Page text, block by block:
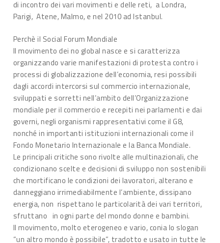
di incontro dei vari movimenti e delle reti, a Londra,
Parigi, Atene, Malmo, e nel 2010 ad Istanbul.
Perchè il Social Forum Mondiale
Il movimento dei no global nasce e si caratterizza
organizzando varie manifestazioni di protesta contro i
processi di globalizzazione dell’economia, resi possibili
dagli accordi intercorsi sul commercio internazionale,
sviluppati e sorretti nell’ambito dell’Organizzazione
mondiale per il commercio e recepiti nei parlamenti e dai
governi, negli organismi rappresentativi come il G8,
nonché in importanti istituzioni internazionali come il
Fondo Monetario Internazionale e la Banca Mondiale.
Le principali critiche sono rivolte alle multinazionali, che
condizionano scelte e decisioni di sviluppo non sostenibili
che mortificano le condizioni dei lavoratori, alterano e
danneggiano irrimediabilmente l’ambiente, dissipano
energia, non rispettano le particolarità dei vari territori,
sfruttano in ogni parte del mondo donne e bambini.
Il movimento, molto eterogeneo e vario, conia lo slogan
“un altro mondo è possibile”, tradotto e usato in tutte le